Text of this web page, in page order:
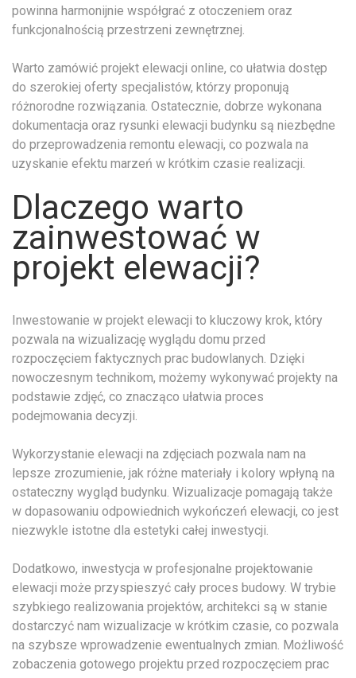
powinna harmonijnie współgrać z otoczeniem oraz
funkcjonalnością przestrzeni zewnętrznej.
Warto zamówić projekt elewacji online, co ułatwia dostęp
do szerokiej oferty specjalistów, którzy proponują
różnorodne rozwiązania. Ostatecznie, dobrze wykonana
dokumentacja oraz rysunki elewacji budynku są niezbędne
do przeprowadzenia remontu elewacji, co pozwala na
uzyskanie efektu marzeń w krótkim czasie realizacji.
Dlaczego warto
zainwestować w
projekt elewacji?
Inwestowanie w projekt elewacji to kluczowy krok, który
pozwala na wizualizację wyglądu domu przed
rozpoczęciem faktycznych prac budowlanych. Dzięki
nowoczesnym technikom, możemy wykonywać projekty na
podstawie zdjęć, co znacząco ułatwia proces
podejmowania decyzji.
Wykorzystanie elewacji na zdjęciach pozwala nam na
lepsze zrozumienie, jak różne materiały i kolory wpłyną na
ostateczny wygląd budynku. Wizualizacje pomagają także
w dopasowaniu odpowiednich wykończeń elewacji, co jest
niezwykle istotne dla estetyki całej inwestycji.
Dodatkowo, inwestycja w profesjonalne projektowanie
elewacji może przyspieszyć cały proces budowy. W trybie
szybkiego realizowania projektów, architekci są w stanie
dostarczyć nam wizualizacje w krótkim czasie, co pozwala
na szybsze wprowadzenie ewentualnych zmian. Możliwość
zobaczenia gotowego projektu przed rozpoczęciem prac